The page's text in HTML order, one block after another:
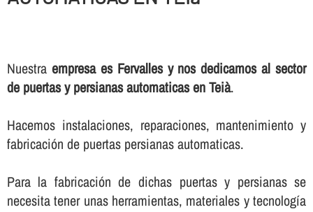
Nuestra empresa es Fervalles y nos dedicamos al sector
de puertas y persianas automaticas en Teià.
Hacemos instalaciones, reparaciones, mantenimiento y
fabricación de puertas persianas automaticas.
Para la fabricación de dichas puertas y persianas se
necesita tener unas herramientas, materiales y tecnologí­a